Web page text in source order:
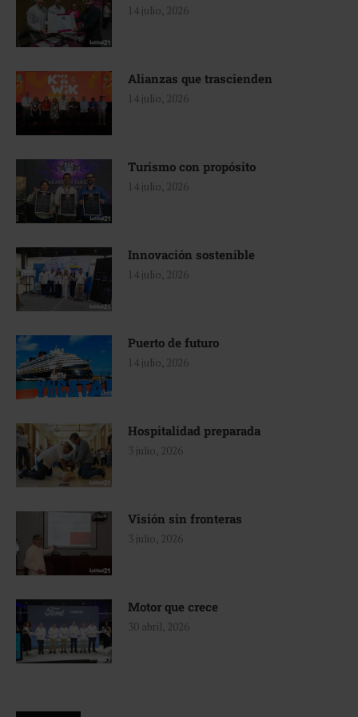
14 julio, 2026
Alianzas que trascienden
14 julio, 2026
Turismo con propósito
14 julio, 2026
Innovación sostenible
14 julio, 2026
Puerto de futuro
14 julio, 2026
Hospitalidad preparada
3 julio, 2026
Visión sin fronteras
3 julio, 2026
Motor que crece
30 abril, 2026